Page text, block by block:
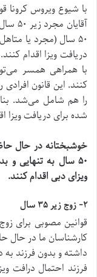
با شیوع ویروس کرونا
۵۰ سال (مجرد یا
دریافت ویزا اقدام
با همراهی همسر
کنند. این قانون
را هم شامل می‌شد.
شده برای دریافت
خوشبختانه در حال
۵۰ سال به تنهایی و بدون حضور همسر نیز می
ویزای دبی اقدام کنند.
۲- زوج زیر ۳۵ سال
داشته و بدون فرزند
فرزند احتمال درافت